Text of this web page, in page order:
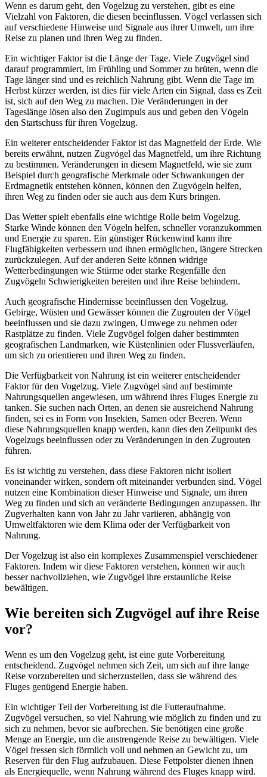
Wenn es darum geht, den Vogelzug zu verstehen, gibt es eine
Vielzahl von Faktoren, die diesen beeinflussen. Vögel verlassen sich
auf verschiedene Hinweise und Signale aus ihrer Umwelt, um ihre
Reise zu planen und ihren Weg zu finden.
Ein wichtiger Faktor ist die Länge der Tage. Viele Zugvögel sind
darauf programmiert, im Frühling und Sommer zu brüten, wenn die
Tage länger sind und es reichlich Nahrung gibt. Wenn die Tage im
Herbst kürzer werden, ist dies für viele Arten ein Signal, dass es Zeit
ist, sich auf den Weg zu machen. Die Veränderungen in der
Tageslänge lösen also den Zugimpuls aus und geben den Vögeln
den Startschuss für ihren Vogelzug.
Ein weiterer entscheidender Faktor ist das Magnetfeld der Erde. Wie
bereits erwähnt, nutzen Zugvögel das Magnetfeld, um ihre Richtung
zu bestimmen. Veränderungen in diesem Magnetfeld, wie sie zum
Beispiel durch geografische Merkmale oder Schwankungen der
Erdmagnetik entstehen können, können den Zugvögeln helfen,
ihren Weg zu finden oder sie auch aus dem Kurs bringen.
Das Wetter spielt ebenfalls eine wichtige Rolle beim Vogelzug.
Starke Winde können den Vögeln helfen, schneller voranzukommen
und Energie zu sparen. Ein günstiger Rückenwind kann ihre
Flugfähigkeiten verbessern und ihnen ermöglichen, längere Strecken
zurückzulegen. Auf der anderen Seite können widrige
Wetterbedingungen wie Stürme oder starke Regenfälle den
Zugvögeln Schwierigkeiten bereiten und ihre Reise behindern.
Auch geografische Hindernisse beeinflussen den Vogelzug.
Gebirge, Wüsten und Gewässer können die Zugrouten der Vögel
beeinflussen und sie dazu zwingen, Umwege zu nehmen oder
Rastplätze zu finden. Viele Zugvögel folgen daher bestimmten
geografischen Landmarken, wie Küstenlinien oder Flussverläufen,
um sich zu orientieren und ihren Weg zu finden.
Die Verfügbarkeit von Nahrung ist ein weiterer entscheidender
Faktor für den Vogelzug. Viele Zugvögel sind auf bestimmte
Nahrungsquellen angewiesen, um während ihres Fluges Energie zu
tanken. Sie suchen nach Orten, an denen sie ausreichend Nahrung
finden, sei es in Form von Insekten, Samen oder Beeren. Wenn
diese Nahrungsquellen knapp werden, kann dies den Zeitpunkt des
Vogelzugs beeinflussen oder zu Veränderungen in den Zugrouten
führen.
Es ist wichtig zu verstehen, dass diese Faktoren nicht isoliert
voneinander wirken, sondern oft miteinander verbunden sind. Vögel
nutzen eine Kombination dieser Hinweise und Signale, um ihren
Weg zu finden und sich an veränderte Bedingungen anzupassen. Ihr
Zugverhalten kann von Jahr zu Jahr variieren, abhängig von
Umweltfaktoren wie dem Klima oder der Verfügbarkeit von
Nahrung.
Der Vogelzug ist also ein komplexes Zusammenspiel verschiedener
Faktoren. Indem wir diese Faktoren verstehen, können wir auch
besser nachvollziehen, wie Zugvögel ihre erstaunliche Reise
bewältigen.
Wie bereiten sich Zugvögel auf ihre Reise
vor?
Wenn es um den Vogelzug geht, ist eine gute Vorbereitung
entscheidend. Zugvögel nehmen sich Zeit, um sich auf ihre lange
Reise vorzubereiten und sicherzustellen, dass sie während des
Fluges genügend Energie haben.
Ein wichtiger Teil der Vorbereitung ist die Futteraufnahme.
Zugvögel versuchen, so viel Nahrung wie möglich zu finden und zu
sich zu nehmen, bevor sie aufbrechen. Sie benötigen eine große
Menge an Energie, um die anstrengende Reise zu bewältigen. Viele
Vögel fressen sich förmlich voll und nehmen an Gewicht zu, um
Reserven für den Flug aufzubauen. Diese Fettpolster dienen ihnen
als Energiequelle, wenn Nahrung während des Fluges knapp wird.